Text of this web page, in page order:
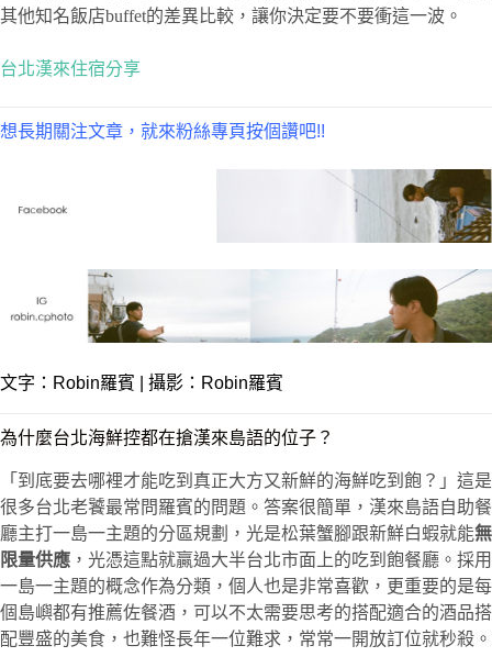
其他知名飯店buffet的差異比較，讓你決定要不要衝這一波。
台北漢來住宿分享
想長期關注文章，就來粉絲專頁按個讚吧!!
文字： Robin羅賓 | 攝影：Robin羅賓
為什麼台北海鮮控都在搶漢來島語的位子？
「到底要去哪裡才能吃到真正大方又新鮮的海鮮吃到飽？」這是
很多台北老饕最常問羅賓的問題。答案很簡單，漢來島語自助餐
廳主打一島一主題的分區規劃，光是松葉蟹腳跟新鮮白蝦就能無
限量供應 ，光憑這點就贏過大半台北市面上的吃到飽餐廳。採用
一島一主題的概念作為分類，個人也是非常喜歡，更重要的是每
個島嶼都有推薦佐餐酒，可以不太需要思考的搭配適合的酒品搭
配豐盛的美食，也難怪長年一位難求，常常一開放訂位就秒殺。